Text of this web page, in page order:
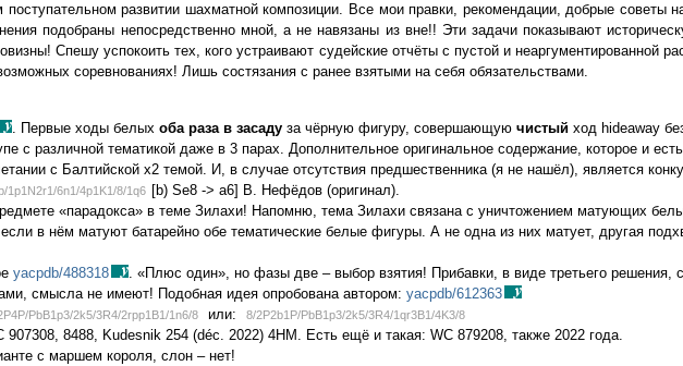
поступательном развитии шахматной композиции. Все мои правки, рекомендации, добрые
подобраны непосредственно мной, а не навязаны из вне!! Эти задачи показывают
Спешу успокоить тех, кого устраивают судейские отчёты с пустой и неаргументированной
соревнованиях! Лишь состязания с ранее взятыми на себя обязательствами.
. Первые ходы белых оба раза в засаду за чёрную фигуру, совершающую чистый ход hideaway
с различной тематикой даже в 3 парах. Дополнительное оригинальное содержание, которое и
с Балтийской x2 темой. И, в случае отсутствия предшественника (я не нашёл), является
1p1N2r1/6n1/4p1K1/8/1q6 [b) Se8 -> a6] В. Нефёдов (оригинал).
«парадокса» в теме Зилахи! Напомню, тема Зилахи связана с уничтожением матующих
в нём матуют батарейно обе тематические белые фигуры. А не одна из них матует, другая
yacpdb/488318
. «Плюс один», но фазы две – выбор взятия! Прибавки, в виде третьего
смысла не имеют! Подобная идея опробована автором: yacpdb/612363
PbB1p3/2k5/3R4/2rpp1B1/1n6/8 или: 8/2P2b1P/PbB1p3/2k5/3R4/1qr3B1/4K3/8
907308, 8488, Kudesnik 254 (déc. 2022) 4HM. Есть ещё и такая: WC 879208, также 2022 года.
с маршем короля, слон – нет!